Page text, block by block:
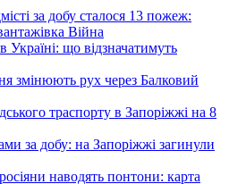
за добу сталося 13 пожеж:
Війна
Україні: що відзначатимуть
змінюють рух через Балковий
траспорту в Запоріжжі на 8
за добу: на Запоріжжі загинули
наводять понтони: карта